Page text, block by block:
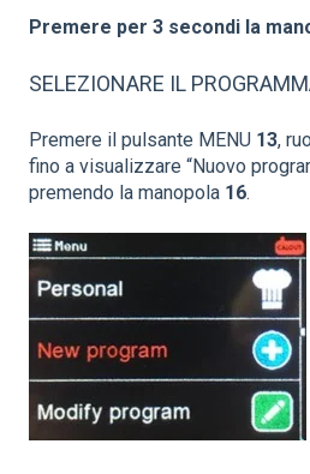
Premere per 3 secondi la
SELEZIONARE IL
Premere il pulsante MENU 13,
fino a visualizzare “Nuovo
premendo la manopola 16.